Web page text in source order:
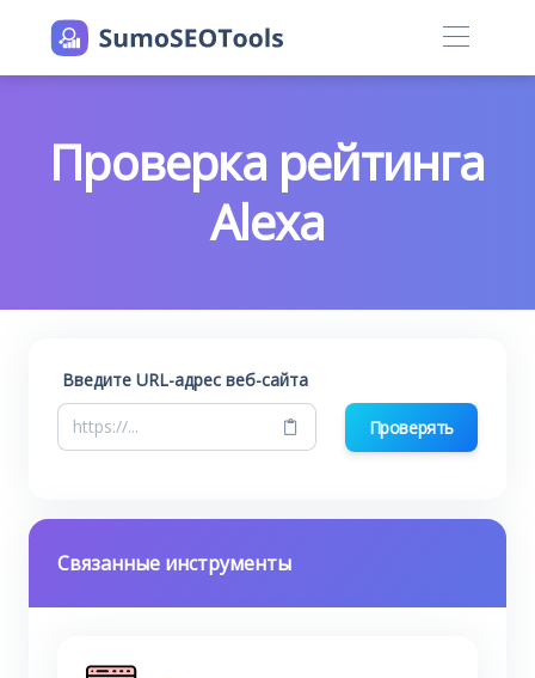
Проверка рейтинга
Alexa
Введите URL-адрес веб-сайта
Проверять
Связанные инструменты